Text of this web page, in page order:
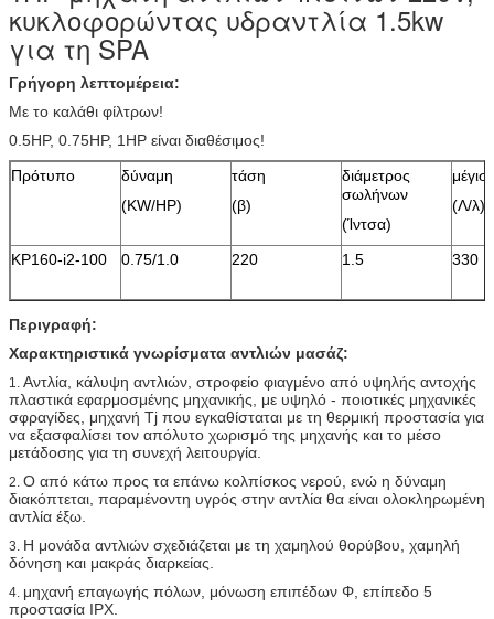
κυκλοφορώντας υδραντλία 1.5kw
για τη SPA
Γρήγορη λεπτομέρεια:
Με το καλάθι φίλτρων!
0.5HP, 0.75HP, 1HP είναι διαθέσιμος!
Πρότυπο
δύναμη
(KW/HP)
τάση
(β)
διάμετρος
σωλήνων
(Ίντσα)
(Λ/λ)
KP160-i2-100 0.75/1.0 220 1.5 330
Περιγραφή:
Χαρακτηριστικά γνωρίσματα αντλιών μασάζ:
1. Αντλία, κάλυψη αντλιών, στροφείο φιαγμένο από υψηλής αντοχής
πλαστικά εφαρμοσμένης μηχανικής, με υψηλό - ποιοτικές μηχανικές
σφραγίδες, μηχανή Tj που εγκαθίσταται με τη θερμική προστασία για
να εξασφαλίσει τον απόλυτο χωρισμό της μηχανής και το μέσο
μετάδοσης για τη συνεχή λειτουργία.
2. Ο από κάτω προς τα επάνω κολπίσκος νερού, ενώ η δύναμη
διακόπτεται, παραμένοντη υγρός στην αντλία θα είναι ολοκληρωμένη
αντλία έξω.
3. Η μονάδα αντλιών σχεδιάζεται με τη χαμηλού θορύβου, χαμηλή
δόνηση και μακράς διαρκείας.
4. μηχανή επαγωγής πόλων, μόνωση επιπέδων Φ, επίπεδο 5
προστασία IPX.